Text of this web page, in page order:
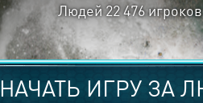
Людей 22 476игроков
НАЧАТЬ ИГРУ ЗА